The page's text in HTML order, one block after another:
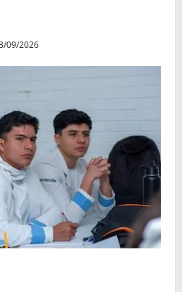
09/2026